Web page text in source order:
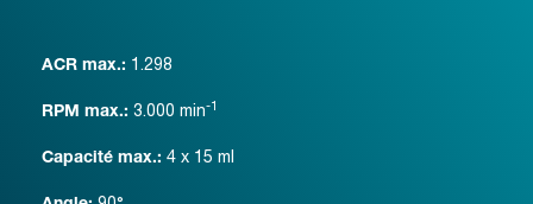
ACR max.: 1.298
RPM max.: 3.000 min-1
Capacité max.: 4 x 15 ml